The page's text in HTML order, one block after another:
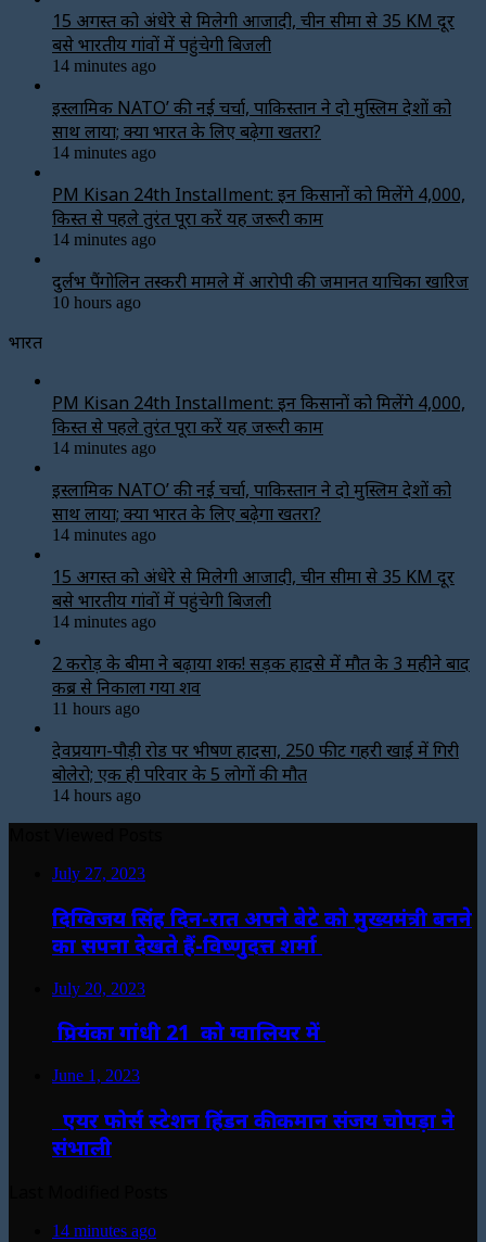
15 अगस्त को अंधेरे से मिलेगी आजादी, चीन सीमा से 35 KM दूर
बसे भारतीय गांवों में पहुंचेगी बिजली
14 minutes ago
इस्लामिक NATO’ की नई चर्चा, पाकिस्तान ने दो मुस्लिम देशों को
साथ लाया; क्या भारत के लिए बढ़ेगा खतरा?
14 minutes ago
PM Kisan 24th Installment: इन किसानों को मिलेंगे ₹4,000,
किस्त से पहले तुरंत पूरा करें यह जरूरी काम
14 minutes ago
दुर्लभ पैंगोलिन तस्करी मामले में आरोपी की जमानत याचिका खारिज
10 hours ago
भारत
PM Kisan 24th Installment: इन किसानों को मिलेंगे ₹4,000,
किस्त से पहले तुरंत पूरा करें यह जरूरी काम
14 minutes ago
इस्लामिक NATO’ की नई चर्चा, पाकिस्तान ने दो मुस्लिम देशों को
साथ लाया; क्या भारत के लिए बढ़ेगा खतरा?
14 minutes ago
15 अगस्त को अंधेरे से मिलेगी आजादी, चीन सीमा से 35 KM दूर
बसे भारतीय गांवों में पहुंचेगी बिजली
14 minutes ago
2 करोड़ के बीमा ने बढ़ाया शक! सड़क हादसे में मौत के 3 महीने बाद
कब्र से निकाला गया शव
11 hours ago
देवप्रयाग-पौड़ी रोड पर भीषण हादसा, 250 फीट गहरी खाई में गिरी
बोलेरो; एक ही परिवार के 5 लोगों की मौत
14 hours ago
July 27, 2023
दिग्विजय सिंह दिन-रात अपने बेटे को मुख्यमंत्री बनने
का सपना देखते हैं-विष्णुदत्त शर्मा
July 20, 2023
प्रियंका गांधी 21 को ग्वालियर में
June 1, 2023
एयर फोर्स स्टेशन हिंडन की कमान संजय चोपड़ा ने
संभाली
14 minutes ago